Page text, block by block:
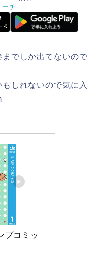
ーチ
でしか出てないので
しれないので気に入
プコミッ